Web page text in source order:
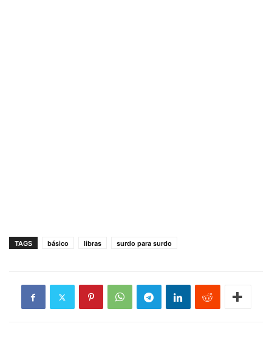
TAGS básico libras surdo para surdo